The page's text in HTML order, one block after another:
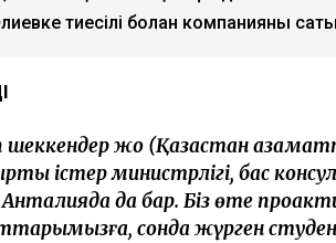
тиесілі болған компанияны
шеккендер жоқ (Қазақстан
істер министрлігі, бас
да бар. Біз өте
сонда жүрген